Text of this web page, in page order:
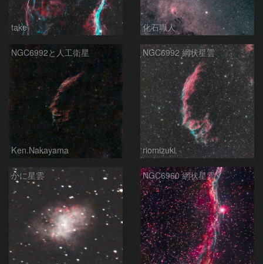
take 化石職人
NGC6992と人工衛星
Ken.Nakayama
NGC6992 網状星雲
riomizuki
かに星雲 NGC6960 網状星雲